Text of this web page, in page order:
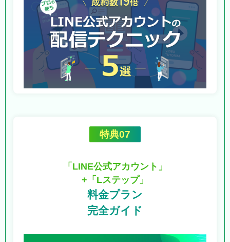
特典07
「LINE公式アカウント」
+「Lステップ」
料金プラン
完全ガイド